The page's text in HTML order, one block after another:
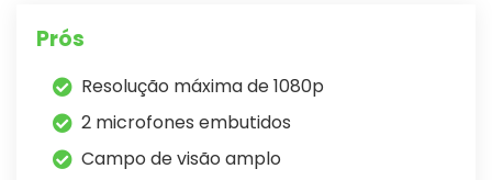
Prós
Resolução máxima de 1080p
2 microfones embutidos
Campo de visão amplo